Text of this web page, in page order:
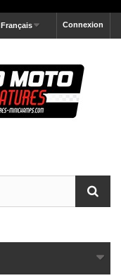
Connexion
Français